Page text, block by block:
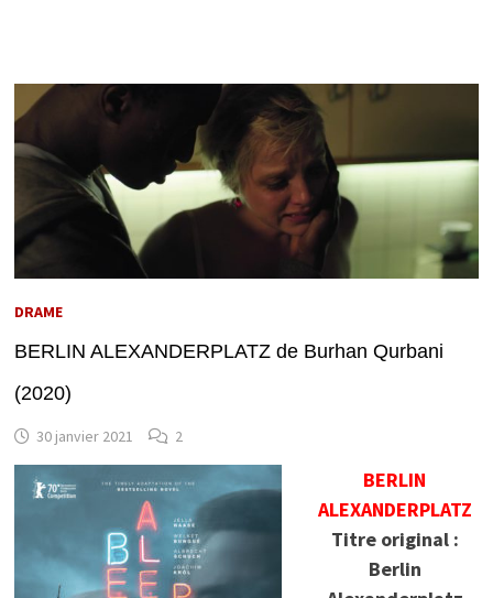
DRAME
BERLIN ALEXANDERPLATZ de Burhan Qurbani
(2020)
30 janvier 2021 2
BERLIN
ALEXANDERPLATZ
Titre original :
Berlin